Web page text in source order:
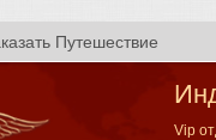
Путешествие
Vip